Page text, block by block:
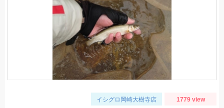
イシグロ岡崎大樹寺店 1779 view